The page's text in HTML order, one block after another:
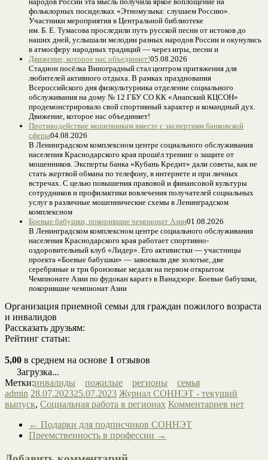
фольклорных посиделках «Этномузыка: слушаем Россию».
Участники мероприятия в Центральной библиотеке
им. Б. Е. Тумасова проследили путь русской песни от истоков до
наших дней, услышали мелодии разных народов России и окунулись
в атмосферу народных традиций — через игры, песни и
Движение, которое нас объединяет!05.08.2026
Стадион посёлка Виноградный стал центром притяжения для
любителей активного отдыха. В рамках празднования
Всероссийского дня физкультурника отделение социального
обслуживания на дому № 12 ГБУ СО КК «Анапский КЦСОН»
продемонстрировало свой спортивный характер и командный дух.
Движение, которое нас объединяет!
Противодействие мошенникам вместе с экспертами банковской
сферы04.08.2026
В Ленинградском комплексном центре социального обслуживания
населения Краснодарского края прошёл тренинг о защите от
мошенников. Эксперты банка «Кубань Кредит» дали советы, как не
стать жертвой обмана по телефону, в интернете и при личных
встречах. С целью повышения правовой и финансовой культуры
сотрудников и профилактики вовлечения получателей социальных
услуг в различные мошеннические схемы в Ленинградском
комплексном
Боевые бабушки, покорившие чемпионат Азии01.08.2026
В Ленинградском комплексном центре социального обслуживания
населения Краснодарского края работает спортивно-
оздоровительный клуб «Лидер». Его активистки — участницы
проекта «Боевые бабушки» — завоевали две золотые, две
серебряные и три бронзовые медали на первом открытом
Чемпионате Азии по фудокан каратэ в Ванадзоре. Боевые бабушки,
покорившие чемпионат Азии
Организация приемной семьи для граждан пожилого возраста
и инвалидов
Рассказать друзьям:
Рейтинг статьи:
5,00 в среднем на основе 1 отзывов
Загрузка...
Метки:инвалиды пожилые регионы
семья
admin 28.07.202325.07.2023 Журнал СОННЭТ - текущий
выпуск, Социальная работа в регионах Комментариев нет
← Подарки для подписчиков СОННЭТ
Преемственность в профессии →